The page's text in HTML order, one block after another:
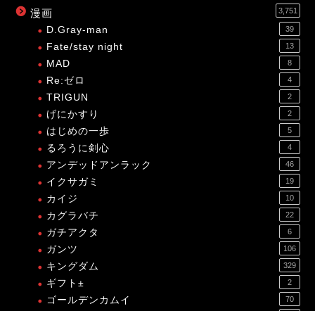
漫画 3,751
D.Gray-man 39
Fate/stay night 13
MAD 8
Re:ゼロ 4
TRIGUN 2
げにかすり 2
はじめの一歩 5
るろうに剣心 4
アンデッドアンラック 46
イクサガミ 19
カイジ 10
カグラバチ 22
ガチアクタ 6
ガンツ 106
キングダム 329
ギフト± 2
ゴールデンカムイ 70